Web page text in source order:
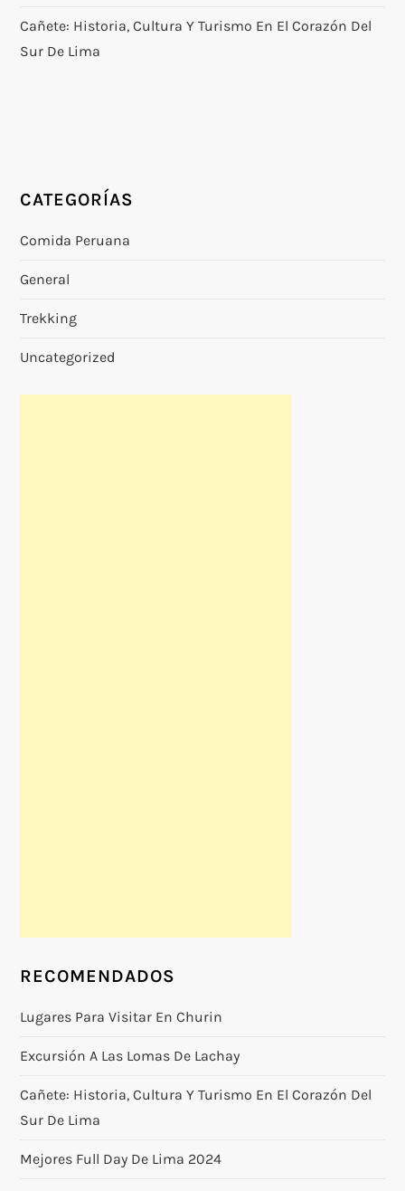
Cañete: Historia, Cultura Y Turismo En El Corazón Del
Sur De Lima
CATEGORÍAS
Comida Peruana
General
Trekking
Uncategorized
RECOMENDADOS
Lugares Para Visitar En Churin
Excursión A Las Lomas De Lachay
Cañete: Historia, Cultura Y Turismo En El Corazón Del
Sur De Lima
Mejores Full Day De Lima 2024